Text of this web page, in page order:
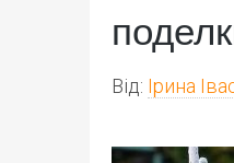
Від: Ірина